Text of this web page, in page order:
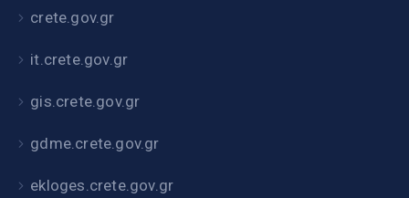
crete.gov.gr
it.crete.gov.gr
gis.crete.gov.gr
gdme.crete.gov.gr
ekloges.crete.gov.gr